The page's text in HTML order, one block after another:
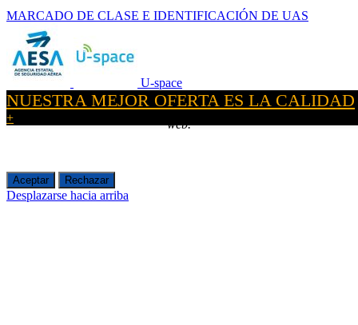
MARCADO DE CLASE E IDENTIFICACIÓN DE UAS
U-space
NUESTRA MEJOR OFERTA ES LA CALIDAD
+
Utilizamos cookies para ofrecerte la mejor experiencia en nuestra
web.
Aceptar Rechazar
Desplazarse hacia arriba